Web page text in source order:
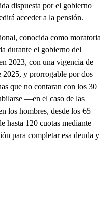
dispuesta por el gobierno
acceder a la pensión.
conocida como moratoria
durante el gobierno del
2023, con una vigencia de
2025, y prorrogable por dos
que no contaran con los 30
―en el caso de las
los hombres, desde los 65―
hasta 120 cuotas mediante
para completar esa deuda y